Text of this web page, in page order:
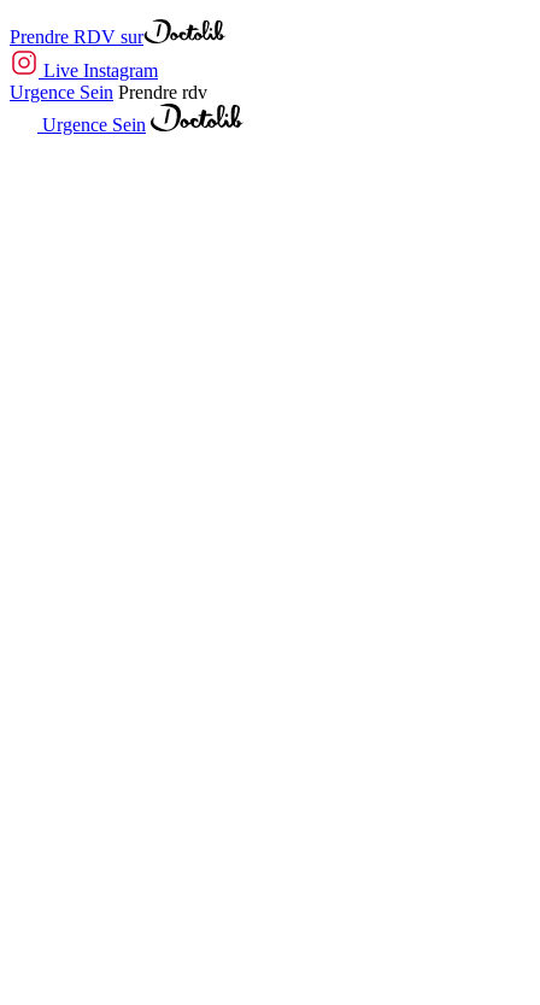
Prendre RDV sur
Live Instagram
Urgence Sein Prendre rdv
Urgence Sein